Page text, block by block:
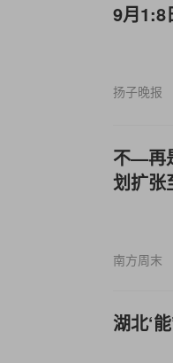
9月1:8
扬子晚报
不—再
划扩张
南方周末
湖北‘